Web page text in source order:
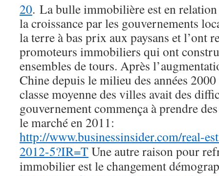
20. La bulle immobilière est en
la croissance par les gouvernements
la terre à bas prix aux paysans et l’ont
promoteurs immobiliers qui ont
ensembles de tours. Après
Chine depuis le milieu des années
classe moyenne des villes avait des
gouvernement commença à prendre
le marché en 2011:
http://www.businessinsider.com/real-
2012-5?IR=T Une autre raison pour
immobilier est le changement